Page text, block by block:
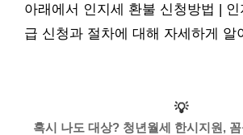
아래에서 인지세 환불 신청방법 |
급 신청과 절차에 대해 자세하게 알
💡
혹시 나도 대상? 청년월세 한시지원,